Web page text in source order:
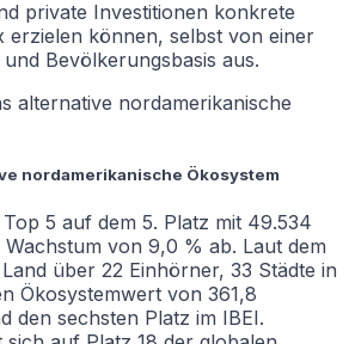
private Investitionen konkrete
erzielen können, selbst von einer
Bevölkerungsbasis aus.
alternative nordamerikanische
nordamerikanische Ökosystem
5 auf dem 5. Platz mit 49.534
von 9,0 % ab. Laut dem
über 22 Einhörner, 33 Städte in
Ökosystemwert von 361,8
den sechsten Platz im IBEI.